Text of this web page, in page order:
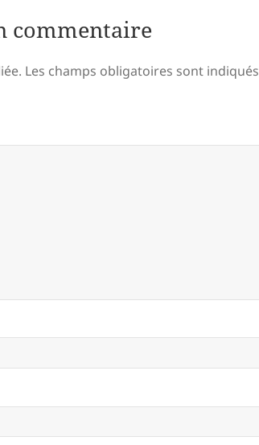
commentaire
Les champs obligatoires sont indiqués